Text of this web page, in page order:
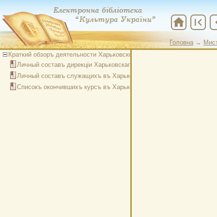
Головна →
home first_page
Краткий обзоръ деятельности Харьковского Отделенiя
Личный составъ дирекцiи Харьковскаго Отделенiя
Личный составъ служащихъ въ Харьковскомъ Музыкальномъ
Списокъ окончившихъ курсъ въ Харьковском Музыкальномъ